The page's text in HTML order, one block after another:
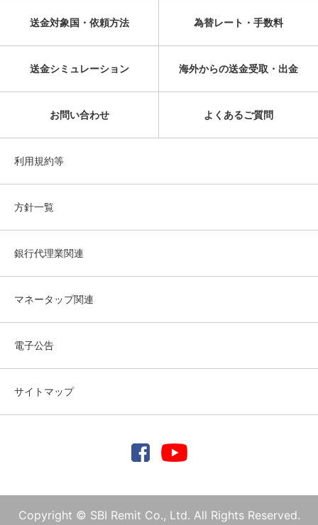
送金対象国・依頼方法 為替レート・手数料
送金シミュレーション 海外からの送金受取・出金
お問い合わせ よくあるご質問
利用規約等
方針一覧
銀行代理業関連
マネータップ関連
電子公告
サイトマップ
Copyright © SBI Remit Co., Ltd. All Rights Reserved.